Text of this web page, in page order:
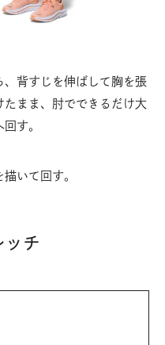
背すじを伸ばして胸を張
たまま、肘でできるだけ大
す。
いて回す。
チ